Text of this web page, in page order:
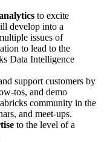
to excite
develop into a
issues of
to lead to the
Data Intelligence
support customers by
tos, and demo
community in the
and meet-ups.
to the level of a